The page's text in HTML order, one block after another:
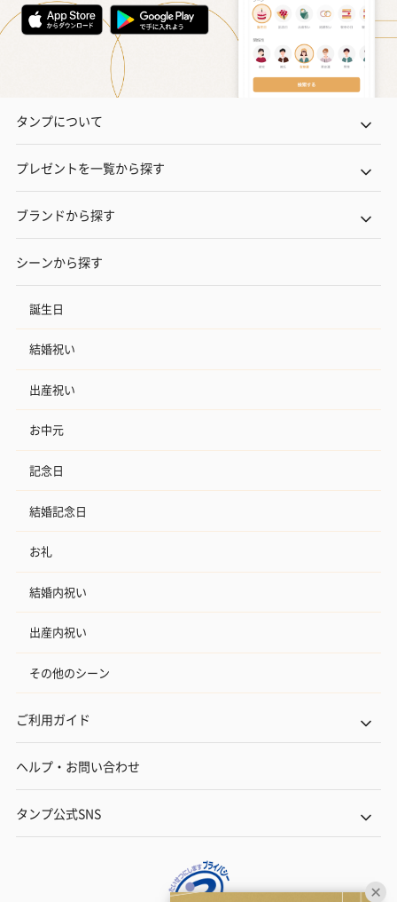
タンプについて
プレゼントを一覧から探す
ブランドから探す
シーンから探す
誕生日
結婚祝い
出産祝い
お中元
記念日
結婚記念日
お礼
結婚内祝い
出産内祝い
その他のシーン
ご利用ガイド
ヘルプ・お問い合わせ
タンプ公式SNS